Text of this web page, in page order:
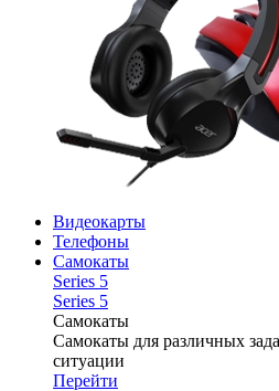
Видеокарты
Телефоны
Самокаты
Series 5
Series 5
Самокаты
Самокаты для различных
ситуации
Перейти